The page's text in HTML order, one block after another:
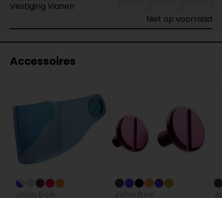
Vestiging Vianen
Niet op voorraad
Accessoires